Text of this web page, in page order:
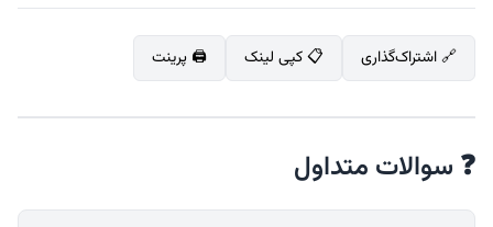
🔗 اشتراک‌گذاری 📋 کپی لینک 🖨️ پرینت
❓ سوالات متداول